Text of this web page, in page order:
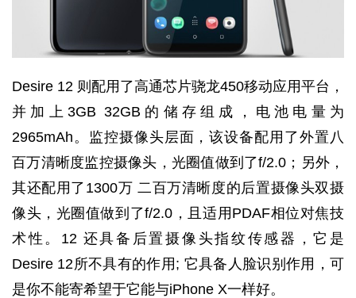
Desire 12 则配用了高通芯片骁龙450移动应用平台，
并加上3GB 32GB的储存组成，电池电量为
2965mAh。监控摄像头层面，该设备配用了外置八
百万清晰度监控摄像头，光圈值做到了f/2.0；另外，
其还配用了1300万 二百万清晰度的后置摄像头双摄
像头，光圈值做到了f/2.0，且适用PDAF相位对焦技
术性。12 还具备后置摄像头指纹传感器，它是
Desire 12所不具有的作用; 它具备人脸识别作用，可
是你不能寄希望于它能与iPhone X一样好。